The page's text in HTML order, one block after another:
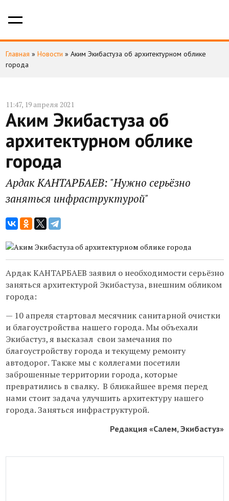
Главная » Новости » Аким Экибастуза об архитектурном облике
города
11:47, 19 апреля 2021
Аким Экибастуза об
архитектурном облике
города
Ардак КАНТАРБАЕВ: "Нужно серьёзно
заняться инфраструктурой"
Ардак КАНТАРБАЕВ заявил о необходимости серьёзно
заняться архитектурой Экибастуза, внешним обликом
города:
— 10 апреля стартовал месячник санитарной очистки
и благоустройства нашего города. Мы объехали
Экибастуз, я высказал свои замечания по
благоустройству города и текущему ремонту
автодорог. Также мы с коллегами посетили
заброшенные территории города, которые
превратились в свалку. В ближайшее время перед
нами стоит задача улучшить архитектуру нашего
города. Заняться инфраструктурой.
Редакция «Салем, Экибастуз»